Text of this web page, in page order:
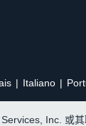
Italiano
Inc. 或其